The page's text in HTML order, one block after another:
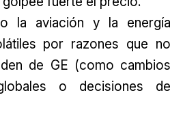
la aviación y la energía
por razones que no
de GE (como cambios
o decisiones de